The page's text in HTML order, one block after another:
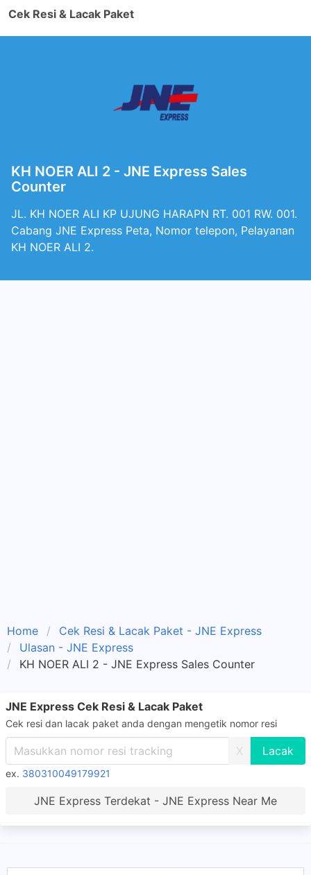
Cek Resi & Lacak Paket
KH NOER ALI 2 - JNE Express Sales
Counter
JL. KH NOER ALI KP UJUNG HARAPN RT. 001 RW. 001.
Cabang JNE Express Peta, Nomor telepon, Pelayanan
KH NOER ALI 2.
Home
Cek Resi & Lacak Paket - JNE Express
Ulasan - JNE Express
KH NOER ALI 2 - JNE Express Sales Counter
JNE Express Cek Resi & Lacak Paket
Cek resi dan lacak paket anda dengan mengetik nomor resi
X
ex. 380310049179921
JNE Express Terdekat - JNE Express Near Me